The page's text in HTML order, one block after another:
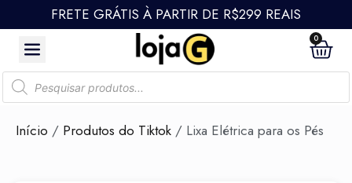
FRETE GRÁTIS À PARTIR DE R$299 REAIS
0
Início / Produtos do Tiktok / Lixa Elétrica para os Pés